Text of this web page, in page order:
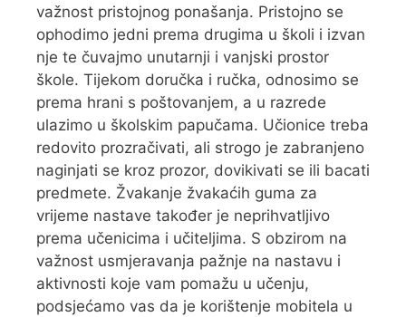
važnost pristojnog ponašanja. Pristojno se
ophodimo jedni prema drugima u školi i izvan
nje te čuvajmo unutarnji i vanjski prostor
škole. Tijekom doručka i ručka, odnosimo se
prema hrani s poštovanjem, a u razrede
ulazimo u školskim papučama. Učionice treba
redovito prozračivati, ali strogo je zabranjeno
naginjati se kroz prozor, dovikivati se ili bacati
predmete. Žvakanje žvakaćih guma za
vrijeme nastave također je neprihvatljivo
prema učenicima i učiteljima. S obzirom na
važnost usmjeravanja pažnje na nastavu i
aktivnosti koje vam pomažu u učenju,
podsjećamo vas da je korištenje mobitela u